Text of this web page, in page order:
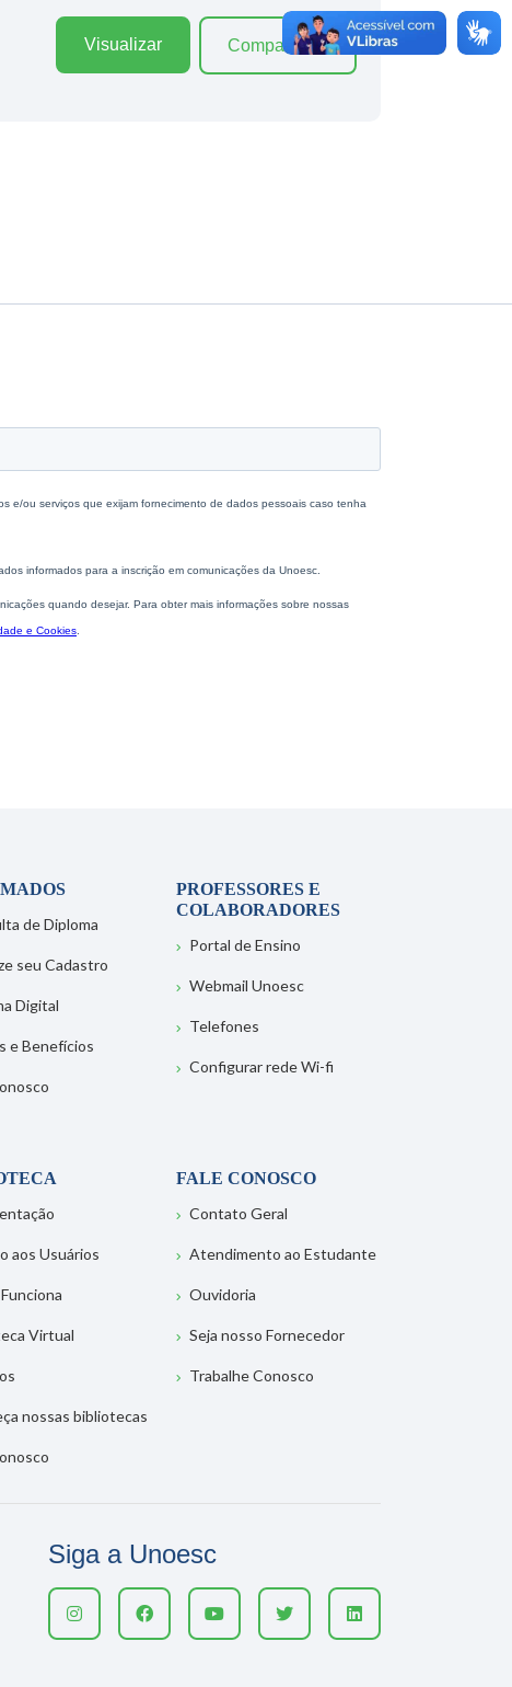
Visualizar Compartilhar
de Diploma
seu Cadastro
Digital
e Benefícios
PROFESSORES E
COLABORADORES
Portal de Ensino
Webmail Unoesc
Telefones
Configurar rede Wi-fi
aos Usuários
Virtual
nossas bibliotecas
FALE CONOSCO
Contato Geral
Atendimento ao Estudante
Ouvidoria
Seja nosso Fornecedor
Trabalhe Conosco
Siga a Unoesc